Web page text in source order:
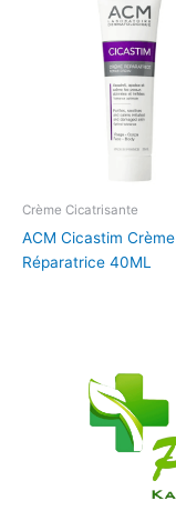
Crème Cicatrisante
ACM Cicastim Crème
Réparatrice 40ML